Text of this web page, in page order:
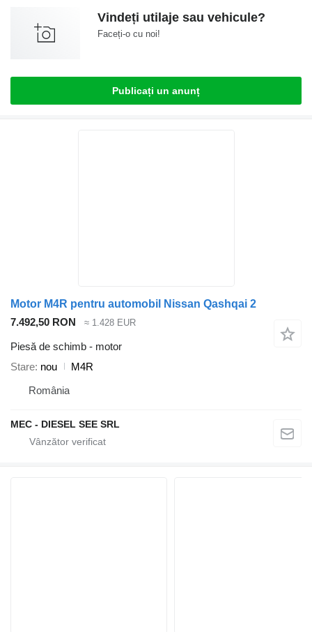
Vindeți utilaje sau vehicule?
Faceți-o cu noi!
Publicați un anunț
Motor M4R pentru automobil Nissan Qashqai 2
7.492,50 RON
≈ 1.428 EUR
Piesă de schimb - motor
Stare nou
M4R
România
MEC - DIESEL SEE SRL